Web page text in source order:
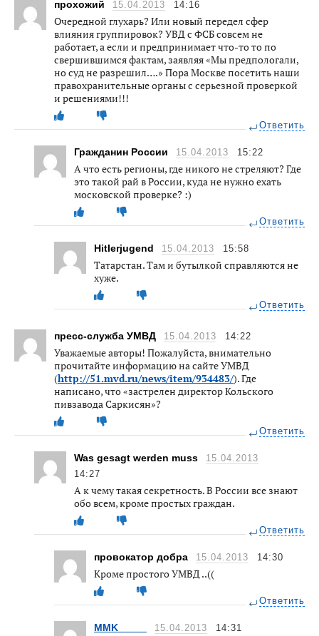
прохожий 15.04.2013 14:16
Очередной глухарь? Или новый передел сфер
влияния группировок? УВД с ФСБ совсем не
работает, а если и предпринимает что-то то по
свершившимся фактам, заявляя «Мы предпологали,
но суд не разрешил….» Пора Москве посетить наши
правохранительные органы с серьезной проверкой
и решениями!!!
Ответить
Гражданин России 15.04.2013 15:22
А что есть регионы, где никого не стреляют? Где
это такой рай в России, куда не нужно ехать
московской проверке? :)
Ответить
Hitlerjugend 15.04.2013 15:58
Татарстан. Там и бутылкой справляются не
хуже.
Ответить
пресс-служба УМВД 15.04.2013 14:22
Уважаемые авторы! Пожалуйста, внимательно
прочитайте информацию на сайте УМВД
(http://51.mvd.ru/news/item/934483/). Где
написано, что «застрелен директор Кольского
пивзавода Саркисян»?
Ответить
Was gesagt werden muss
15.04.2013
14:27
А к чему такая секретность. В России все знают
обо всем, кроме простых граждан.
Ответить
провокатор добра 15.04.2013 14:30
Кроме простого УМВД ..((
Ответить
MMK_____ 15.04.2013 14:31